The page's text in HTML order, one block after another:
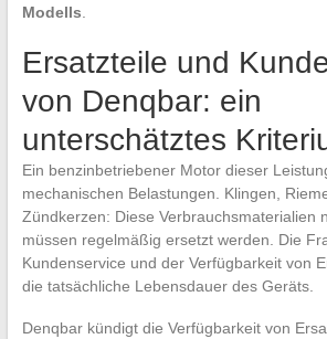
Modells
Ersatzteile und
von Denqbar: ein
unterschätztes
Ein benzinbetriebener Motor dieser
mechanischen Belastungen. Klingen,
Zündkerzen: Diese Verbrauchsmaterialien
müssen regelmäßig ersetzt werden. Die
Kundenservice und der Verfügbarkeit von
die tatsächliche Lebensdauer des Geräts.
Denqbar kündigt die Verfügbarkeit von